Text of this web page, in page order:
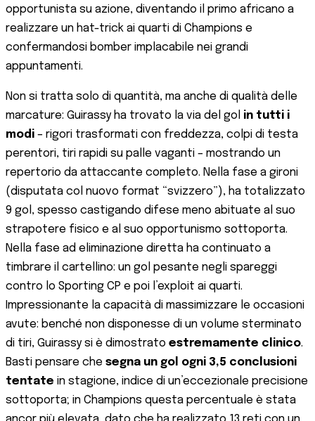
opportunista su azione, diventando il primo africano a
realizzare un hat-trick ai quarti di Champions e
confermandosi bomber implacabile nei grandi
appuntamenti​.
Non si tratta solo di quantità, ma anche di qualità delle
marcature: Guirassy ha trovato la via del gol in tutti i
modi – rigori trasformati con freddezza, colpi di testa
perentori, tiri rapidi su palle vaganti – mostrando un
repertorio da attaccante completo. Nella fase a gironi
(disputata col nuovo format “svizzero”), ha totalizzato
9 gol, spesso castigando difese meno abituate al suo
strapotere fisico e al suo opportunismo sottoporta.
Nella fase ad eliminazione diretta ha continuato a
timbrare il cartellino: un gol pesante negli spareggi
contro lo Sporting CP e poi l’exploit ai quarti.
Impressionante la capacità di massimizzare le occasioni
avute: benché non disponesse di un volume sterminato
di tiri, Guirassy si è dimostrato estremamente clinico.
Basti pensare che segna un gol ogni 3,5 conclusioni
tentate in stagione​, indice di un’eccezionale precisione
sottoporta; in Champions questa percentuale è stata